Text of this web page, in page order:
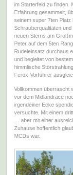
im Starterfeld zu finden.
Erfahrung gesammelt,
seinem super 7ten
Schrauberqualitäten
neuen Sterns am
Peter auf dem 5ten
Rudeleinsatz durchaus
und begleitet von
himmlische
Ferox-Vorführer
Vollkommen überrascht
vor dem Midlandrace
irgendeiner Ecke
versuchte. Mit einem
… aber mit einer
Zuhause hoffentlich
MCDs war.